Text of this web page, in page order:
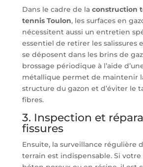
Dans le cadre de la construction
tennis Toulon, les surfaces en
nécessitent aussi un entretien
essentiel de retirer les salissures
se déposent dans les brins de
brossage périodique à l’aide
métallique permet de maintenir
structure du gazon et d’éviter le
fibres.
3. Inspection et
fissures
Ensuite, la surveillance régulière
terrain est indispensable. Si